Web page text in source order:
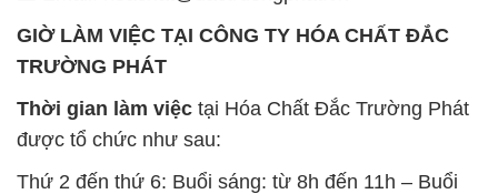
GIỜ LÀM VIỆC TẠI CÔNG TY HÓA CHẤT ĐẮC
TRƯỜNG PHÁT
Thời gian làm việc tại Hóa Chất Đắc Trường Phát
được tổ chức như sau:
Thứ 2 đến thứ 6: Buổi sáng: từ 8h đến 11h – Buổi